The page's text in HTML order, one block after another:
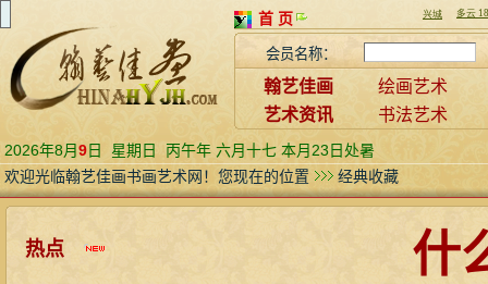
首 页
会员名称：
翰艺佳画
绘画艺术
艺术资讯
书法艺术
2026年8月9日 星期日
丙午年 六月十七 本月23日处暑
欢迎光临翰艺佳画书画艺术网！您现在的位置
经典收藏
热点 什